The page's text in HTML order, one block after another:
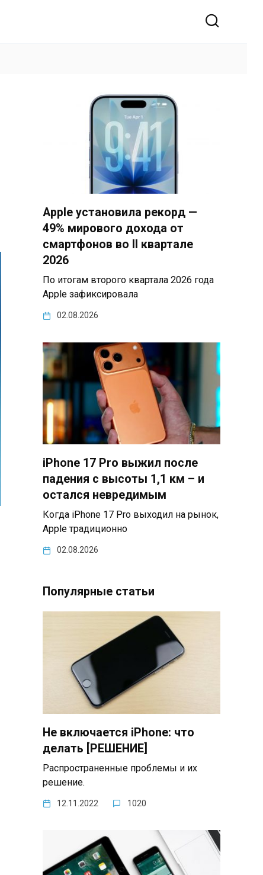
Apple установила рекорд —
49% мирового дохода от
смартфонов во II квартале
2026
По итогам второго квартала 2026 года
Apple зафиксировала
02.08.2026
iPhone 17 Pro выжил после
падения с высоты 1,1 км – и
остался невредимым
Когда iPhone 17 Pro выходил на рынок,
Apple традиционно
02.08.2026
Популярные статьи
Не включается iPhone: что
делать [РЕШЕНИЕ]
Распространенные проблемы и их
решение.
12.11.2022 1020